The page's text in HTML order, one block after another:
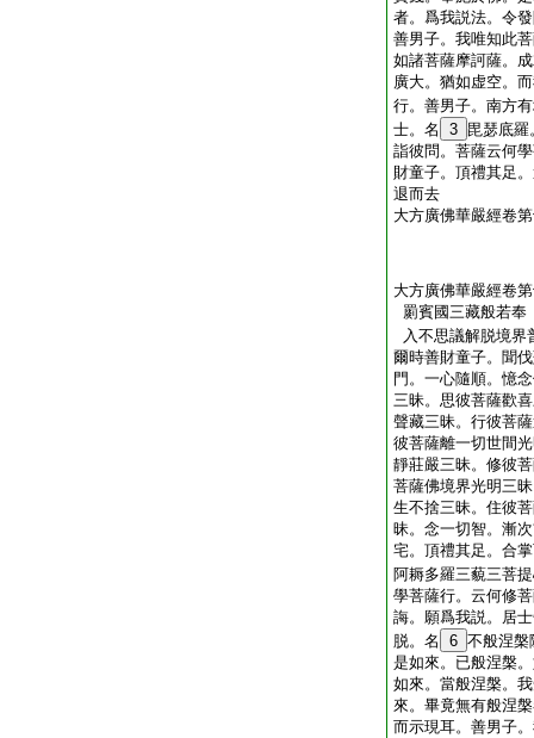
者。爲我説法。令
善男子。我唯知此
如諸菩薩摩訶薩。
廣大。猶如虚空。
行。善男子。南方
士。名
3 毘瑟底
詣彼問。菩薩云何
財童子。頂禮其足
退而去
大方廣佛華嚴經卷
大方廣佛華嚴經卷
罽賓國三藏般若
入不思議解脱境界
爾時善財童子。聞
門。一心隨順。憶
三昧。思彼菩薩歡
聲藏三昧。行彼菩
彼菩薩離一切世間
靜莊嚴三昧。修彼
菩薩佛境界光明三
生不捨三昧。住彼
昧。念一切智。漸
宅。頂禮其足。合
阿耨多羅三藐三菩
學菩薩行。云何修
誨。願爲我説。居
脱。名
6 不般涅槃
是如來。已般涅槃
如來。當般涅槃。
來。畢竟無有般涅
而示現耳。善男子